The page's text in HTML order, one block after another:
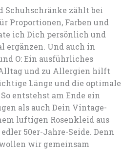
Schuhschränke zählt bei
Proportionen, Farben und
ich Dich persönlich und
ergänzen. Und auch in
O: Ein ausführliches
Alltag und zu Allergien hilft
Länge und die optimale
entstehst am Ende ein
als auch Dein Vintage-
luftigen Rosenkleid aus
50er-Jahre-Seide. Denn
wir gemeinsam